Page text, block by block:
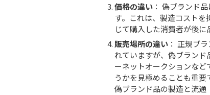
価格の違い ： 偽ブランド
す。これは、製造コスト
じて購入した消費者が後に
販売場所の違い ： 正規ブ
れていますが、偽ブラン
ーネットオークションな
うかを見極めることも重要
偽ブランド品の製造と流通